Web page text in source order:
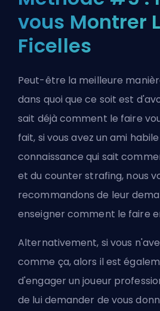
vous Montrer
Ficelles
Peut-être la meilleure
dans quoi que ce soit est
sait déjà comment le faire
fait, si vous avez un ami
connaissance qui sait
et du counter strafing, nous
recommandons de leur
enseigner comment le faire
Alternativement, si vous
comme ça, alors il est
d'engager un joueur
de lui demander de vous